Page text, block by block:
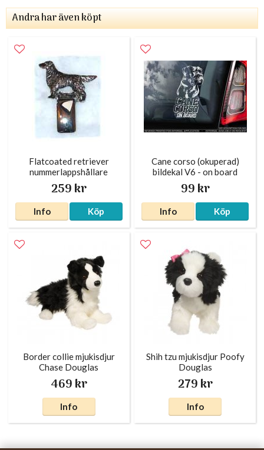
Andra har även köpt
Flatcoated retriever
nummerlappshållare
silverfärgad
259 kr
Info Köp
Cane corso (okuperad)
bildekal V6 - on board
99 kr
Info Köp
Border collie mjukisdjur
Chase Douglas
469 kr
Info
Shih tzu mjukisdjur Poofy
Douglas
279 kr
Info